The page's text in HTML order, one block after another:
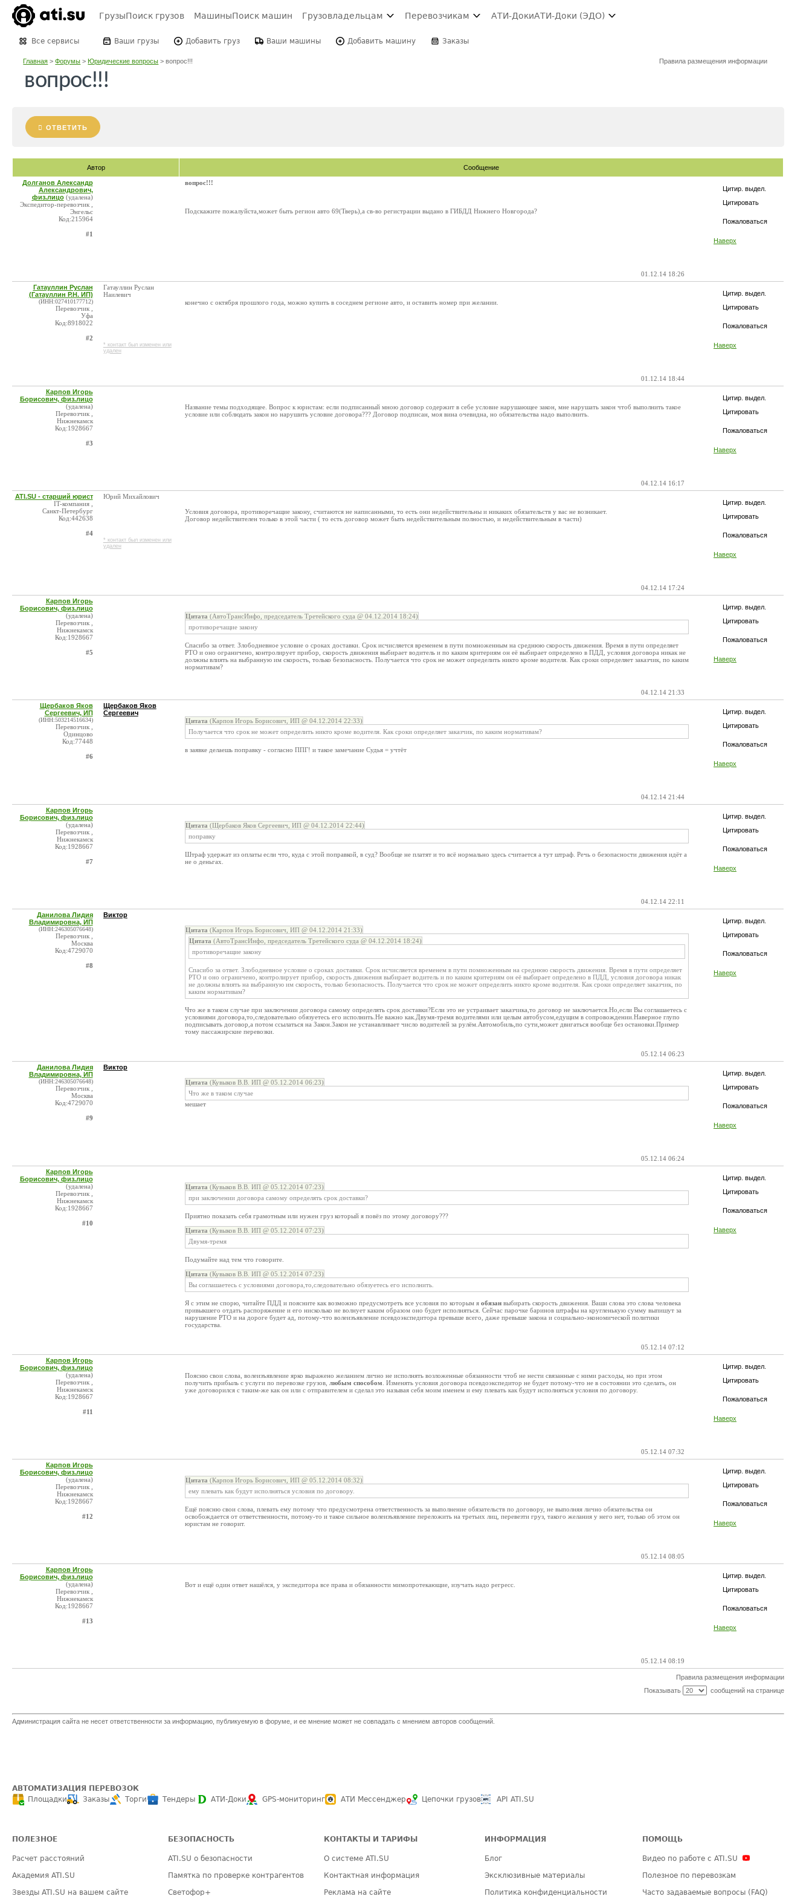
ГрузыПоиск грузов МашиныПоиск машин Грузовладельцам Перевозчикам АТИ-ДокиАТИ-Доки (ЭДО)
Все сервисы Ваши грузы Добавить груз Ваши машины Добавить машину Заказы
Главная >Форумы >Юридические вопросы >вопрос!!! Правила размещения информации
вопрос!!!
ОТВЕТИТЬ
Автор Сообщение
Цитир. выдел.
Цитировать
Пожаловаться
Наверх
Долганов Александр
Александрович,
физ.лицо (удалена)
Экспедитор-перевозчик ,
Энгельс
Код:215964
#1
вопрос!!!
Подскажите пожалуйста,может быть регион авто 69(Тверь),а св-во регистрации выдано в ГИБДД Нижнего Новгорода?
01.12.14 18:26
Цитир. выдел.
Цитировать
Пожаловаться
Наверх
Гатауллин Руслан
(Гатауллин Р.Н. ИП)
(ИНН:027410177712)
Перевозчик ,
Уфа
Код:8918022
#2
Гатауллин Руслан
Наилевич
* контакт был изменен или
удален
конечно с октября прошлого года, можно купить в соседнем регионе авто, и оставить номер при желании.
01.12.14 18:44
Цитир. выдел.
Цитировать
Пожаловаться
Наверх
Карпов Игорь
Борисович, физ.лицо
(удалена)
Перевозчик ,
Нижнекамск
Код:1928667
#3
Название темы подходящее. Вопрос к юристам: если подписанный мною договор содержит в себе условие нарушающее закон, мне нарушать закон чтоб выполнить такое
условие или соблюдать закон но нарушить условие договора??? Договор подписан, моя вина очевидна, но обязательства надо выполнить.
04.12.14 16:17
Цитир. выдел.
Цитировать
Пожаловаться
Наверх
ATI.SU - старший юрист
IT-компания ,
Санкт-Петербург
Код:442638
#4
Юрий Михайлович
* контакт был изменен или
удален
Условия договора, противоречащие закону, считаются не написанными, то есть они недействительны и никаких обязательств у вас не возникает.
Договор недействителен только в этой части ( то есть договор может быть недействительным полностью, и недействительным в части)
04.12.14 17:24
Цитир. выдел.
Цитировать
Пожаловаться
Наверх
Карпов Игорь
Борисович, физ.лицо
(удалена)
Перевозчик ,
Нижнекамск
Код:1928667
#5
Цитата (АвтоТрансИнфо, председатель Третейского суда @ 04.12.2014 18:24)
противоречащие закону
Спасибо за ответ. Злободневное условие о сроках доставки. Срок исчисляется временем в пути помноженным на среднюю скорость движения. Время в пути определяет
РТО и оно ограничено, контролирует прибор, скорость движения выбирает водитель и по каким критериям он её выбирает определено в ПДД, условия договора никак не
должны влиять на выбранную им скорость, только безопасность. Получается что срок не может определить никто кроме водителя. Как сроки определяет заказчик, по каким
нормативам?
04.12.14 21:33
Цитир. выдел.
Цитировать
Пожаловаться
Наверх
Щербаков Яков
Сергеевич, ИП
(ИНН:503214516634)
Перевозчик ,
Одинцово
Код:77448
#6
Щербаков Яков
Сергеевич
Цитата (Карпов Игорь Борисович, ИП @ 04.12.2014 22:33)
Получается что срок не может определить никто кроме водителя. Как сроки определяет заказчик, по каким нормативам?
в заявке делаешь поправку - согласно ППГ! и такое замечание Судья = учтёт
04.12.14 21:44
Цитир. выдел.
Цитировать
Пожаловаться
Наверх
Карпов Игорь
Борисович, физ.лицо
(удалена)
Перевозчик ,
Нижнекамск
Код:1928667
#7
Цитата (Щербаков Яков Сергеевич, ИП @ 04.12.2014 22:44)
поправку
Штраф удержат из оплаты если что, куда с этой поправкой, в суд? Вообще не платят и то всё нормально здесь считается а тут штраф. Речь о безопасности движения идёт а
не о деньгах.
04.12.14 22:11
Цитир. выдел.
Цитировать
Пожаловаться
Наверх
Данилова Лидия
Владимировна, ИП
(ИНН:246305076648)
Перевозчик ,
Москва
Код:4729070
#8
Виктор
Цитата (Карпов Игорь Борисович, ИП @ 04.12.2014 21:33)
Цитата (АвтоТрансИнфо, председатель Третейского суда @ 04.12.2014 18:24)
противоречащие закону
Спасибо за ответ. Злободневное условие о сроках доставки. Срок исчисляется временем в пути помноженным на среднюю скорость движения. Время в пути определяет
РТО и оно ограничено, контролирует прибор, скорость движения выбирает водитель и по каким критериям он её выбирает определено в ПДД, условия договора никак
не должны влиять на выбранную им скорость, только безопасность. Получается что срок не может определить никто кроме водителя. Как сроки определяет заказчик, по
каким нормативам?
Что же в таком случае при заключении договора самому определять срок доставки?Если это не устраивает заказчика,то договор не заключается.Но,если Вы соглашаетесь с
условиями договора,то,следовательно обязуетесь его исполнить.Не важно как.Двумя-тремя водителями или целым автобусом,едущим в сопровождении.Наверное глупо
подписывать договор,а потом ссылаться на Закон.Закон не устанавливает число водителей за рулём.Автомобиль,по сути,может двигаться вообще без остановки.Пример
тому пассажирские перевозки.
05.12.14 06:23
Цитир. выдел.
Цитировать
Пожаловаться
Наверх
Данилова Лидия
Владимировна, ИП
(ИНН:246305076648)
Перевозчик ,
Москва
Код:4729070
#9
Виктор
Цитата (Кувыков В.В. ИП @ 05.12.2014 06:23)
Что же в таком случае
мешает
05.12.14 06:24
Цитир. выдел.
Цитировать
Пожаловаться
Наверх
Карпов Игорь
Борисович, физ.лицо
(удалена)
Перевозчик ,
Нижнекамск
Код:1928667
#10
Цитата (Кувыков В.В. ИП @ 05.12.2014 07:23)
при заключении договора самому определять срок доставки?
Приятно показать себя грамотным или нужен груз который я повёз по этому договору???
Цитата (Кувыков В.В. ИП @ 05.12.2014 07:23)
Двумя-тремя
Подумайте над тем что говорите.
Цитата (Кувыков В.В. ИП @ 05.12.2014 07:23)
Вы соглашаетесь с условиями договора,то,следовательно обязуетесь его исполнить.
Я с этим не спорю, читайте ПДД и поясните как возможно предусмотреть все условия по которым я обязан выбирать скорость движения. Ваши слова это слова человека
привыкшего отдать распоряжение и его нисколько не волнует каким образом оно будет исполняться. Сейчас парочке баринов штрафы на кругленькую сумму выпишут за
нарушение РТО и на дороге будет ад, потому-что волеизъявление псевдоэкспедитора превыше всего, даже превыше закона и социально-экономической политики
государства.
05.12.14 07:12
Цитир. выдел.
Цитировать
Пожаловаться
Наверх
Карпов Игорь
Борисович, физ.лицо
(удалена)
Перевозчик ,
Нижнекамск
Код:1928667
#11
Поясню свои слова, волеизъявление ярко выражено желанием лично не исполнять возложенные обязанности чтоб не нести связанные с ними расходы, но при этом
получить прибыль с услуги по перевозке грузов, любым способом . Изменять условия договора псевдоэкспедитор не будет потому-что не в состоянии это сделать, он
уже договорился с таким-же как он или с отправителем и сделал это называя себя моим именем и ему плевать как будут исполняться условия по договору.
05.12.14 07:32
Цитир. выдел.
Цитировать
Пожаловаться
Наверх
Карпов Игорь
Борисович, физ.лицо
(удалена)
Перевозчик ,
Нижнекамск
Код:1928667
#12
Цитата (Карпов Игорь Борисович, ИП @ 05.12.2014 08:32)
ему плевать как будут исполняться условия по договору.
Ещё поясню свои слова, плевать ему потому что предусмотрена ответственность за выполнение обязательств по договору, не выполняя лично обязательства он
освобождается от ответственности, потому-то и такое сильное волеизъявление переложить на третьих лиц, перевезти груз, такого желания у него нет, только об этом он
юристам не говорит.
05.12.14 08:05
Цитир. выдел.
Цитировать
Пожаловаться
Наверх
Карпов Игорь
Борисович, физ.лицо
(удалена)
Перевозчик ,
Нижнекамск
Код:1928667
#13
Вот и ещё один ответ нашёлся, у экспедитора все права и обязанности мимопротекающие, изучать надо регресс.
05.12.14 08:19
Правила размещения информации
Показывать
сообщений на странице
Администрация сайта не несет ответственности за информацию, публикуемую в форуме, и ее мнение может не совпадать с мнением авторов сообщений.
АВТОМАТИЗАЦИЯ ПЕРЕВОЗОК
Площадки
Заказы Торги Тендеры АТИ-Доки GPS-мониторинг АТИ Мессенджер Цепочки грузов API ATI.SU
ПОЛЕЗНОЕ
Расчет расстояний
Академия ATI.SU
Звезды ATI.SU на вашем сайте
БЕЗОПАСНОСТЬ
ATI.SU о безопасности
Памятка по проверке контрагентов
Светофор+
КОНТАКТЫ И ТАРИФЫ
О системе ATI.SU
Контактная информация
Реклама на сайте
ИНФОРМАЦИЯ
Блог
Эксклюзивные материалы
Политика конфиденциальности
ПОМОЩЬ
Видео по работе с ATI.SU
Полезное по перевозкам
Часто задаваемые вопросы (FAQ)